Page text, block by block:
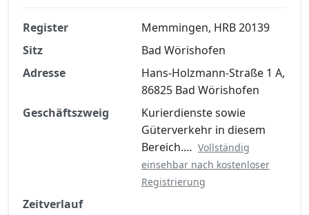
Finanzkennzahlen nach kostenloser
Registrierung verfügbar
Jetzt kostenlos registrieren
Register
Memmingen, HRB 20139
Sitz
Bad Wörishofen
Adresse
Hans-Holzmann-Straße 1 A,
86825 Bad Wörishofen
Geschäftszweig
Kurierdienste sowie
Güterverkehr in diesem
Bereich.… Vollständig
einsehbar nach kostenloser
Registrierung
Zeitverlauf